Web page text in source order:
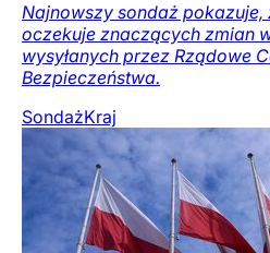
Najnowszy sondaż pokazuje,
oczekuje znaczących zmian
wysyłanych przez Rządowe
Bezpieczeństwa.
SondażKraj